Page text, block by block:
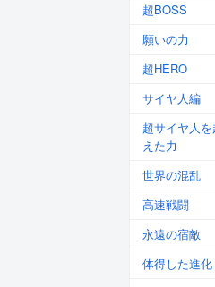
超BOSS
願いの力
超HERO
サイヤ人編
超サイヤ人を
えた力
世界の混乱
高速戦闘
永遠の宿敵
体得した進化